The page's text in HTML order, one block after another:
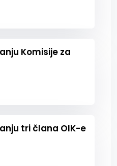
Komisije za
tri člana OIK-e